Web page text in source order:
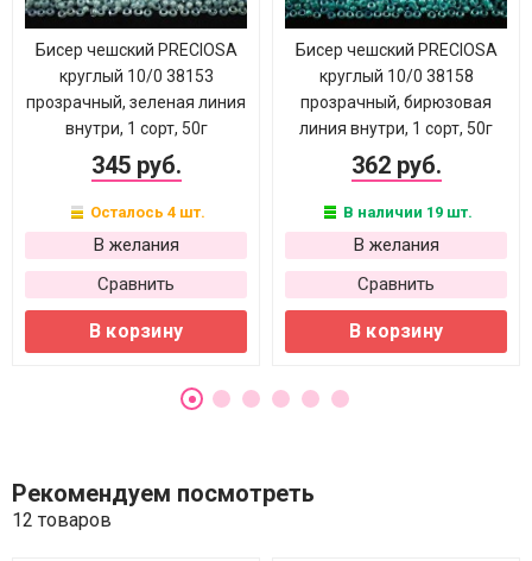
Бисер чешский PRECIOSA
круглый 10/0 38153
прозрачный, зеленая линия
внутри, 1 сорт, 50г
345 руб.
Осталось 4 шт.
В желания
Сравнить
В корзину
Бисер чешский PRECIOSA
круглый 10/0 38158
прозрачный, бирюзовая
линия внутри, 1 сорт, 50г
362 руб.
В наличии 19 шт.
В желания
Сравнить
В корзину
Рекомендуем посмотреть
12 товаров